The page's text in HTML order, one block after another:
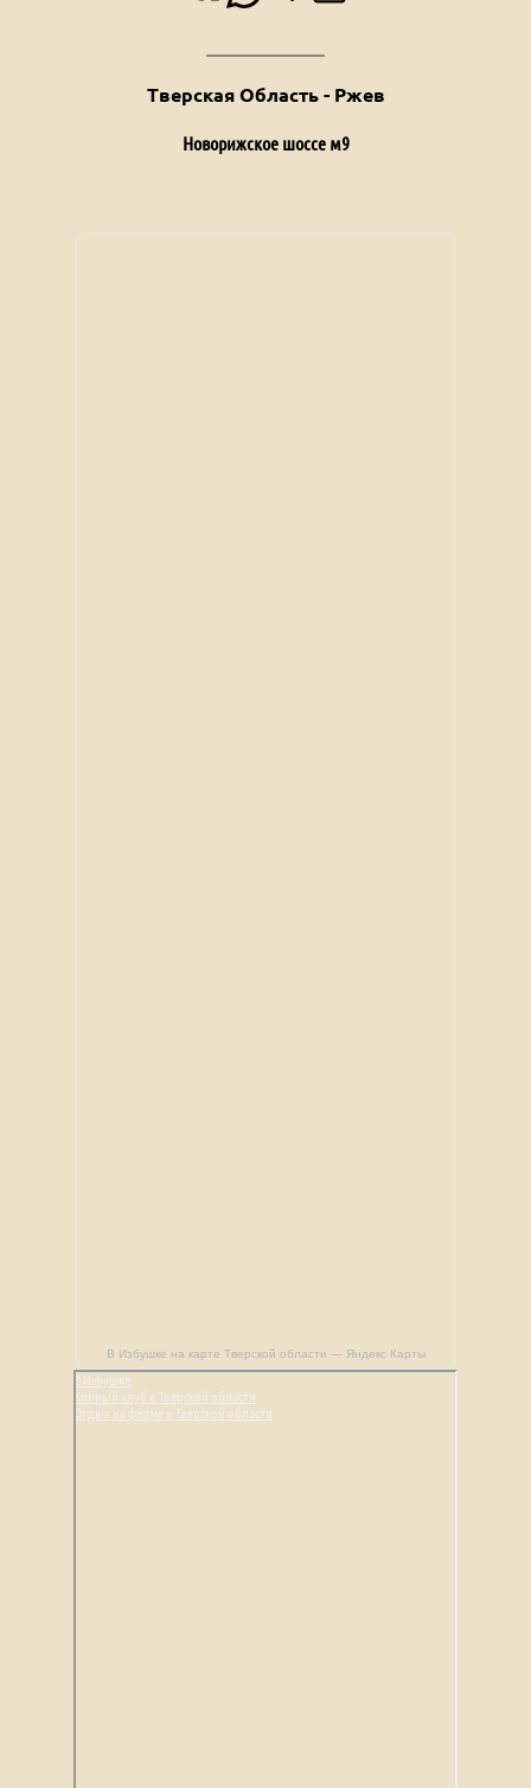
Тверская Область - Ржев
Новорижское шоссе м9
В Избушке на карте Тверской области — Яндекс Карты
В Избушке
Конный клуб в Тверской области
Отдых на ферме в Тверской области